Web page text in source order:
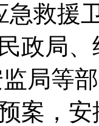
急救援
政局
局等
案，